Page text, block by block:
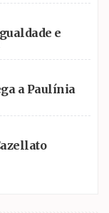
e
a Paulínia